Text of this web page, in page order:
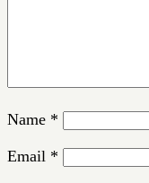
Name *
Email *